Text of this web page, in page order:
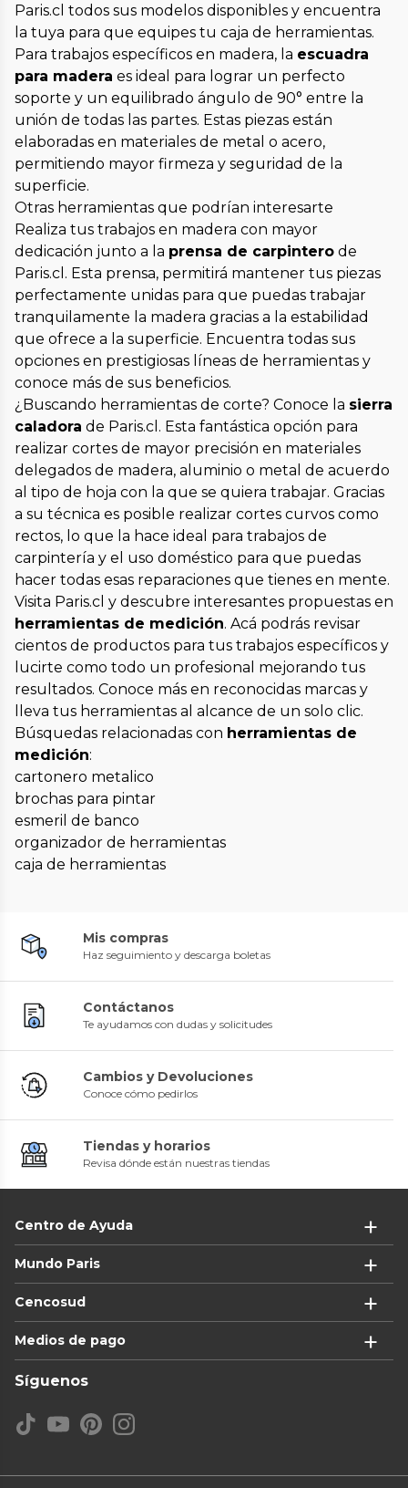
Paris.cl todos sus modelos disponibles y encuentra
la tuya para que equipes tu caja de herramientas.
Para trabajos específicos en madera, la escuadra
para madera es ideal para lograr un perfecto
soporte y un equilibrado ángulo de 90° entre la
unión de todas las partes. Estas piezas están
elaboradas en materiales de metal o acero,
permitiendo mayor firmeza y seguridad de la
superficie.
Otras herramientas que podrían interesarte
Realiza tus trabajos en madera con mayor
dedicación junto a la prensa de carpintero de
Paris.cl. Esta prensa, permitirá mantener tus piezas
perfectamente unidas para que puedas trabajar
tranquilamente la madera gracias a la estabilidad
que ofrece a la superficie. Encuentra todas sus
opciones en prestigiosas líneas de herramientas y
conoce más de sus beneficios.
¿Buscando herramientas de corte? Conoce la sierra
caladora de Paris.cl. Esta fantástica opción para
realizar cortes de mayor precisión en materiales
delegados de madera, aluminio o metal de acuerdo
al tipo de hoja con la que se quiera trabajar. Gracias
a su técnica es posible realizar cortes curvos como
rectos, lo que la hace ideal para trabajos de
carpintería y el uso doméstico para que puedas
hacer todas esas reparaciones que tienes en mente.
Visita Paris.cl y descubre interesantes propuestas en
herramientas de medición. Acá podrás revisar
cientos de productos para tus trabajos específicos y
lucirte como todo un profesional mejorando tus
resultados. Conoce más en reconocidas marcas y
lleva tus herramientas al alcance de un solo clic.
Búsquedas relacionadas con herramientas de
medición:
cartonero metalico
brochas para pintar
esmeril de banco
organizador de herramientas
caja de herramientas
Mis compras
Haz seguimiento y descarga boletas
Contáctanos
Te ayudamos con dudas y solicitudes
Cambios y Devoluciones
Conoce cómo pedirlos
Tiendas y horarios
Revisa dónde están nuestras tiendas
Centro de Ayuda
Mundo Paris
Cencosud
Medios de pago
Síguenos